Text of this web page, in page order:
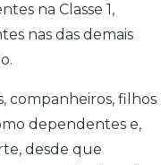
na Classe 1,
nas das demais
companheiros, filhos
dependentes e,
desde que